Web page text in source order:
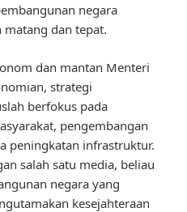
negara
dan tepat.
dan mantan Menteri
strategi
berfokus pada
pengembangan
peningkatan infrastruktur.
salah satu media, beliau
negara yang
kesejahteraan